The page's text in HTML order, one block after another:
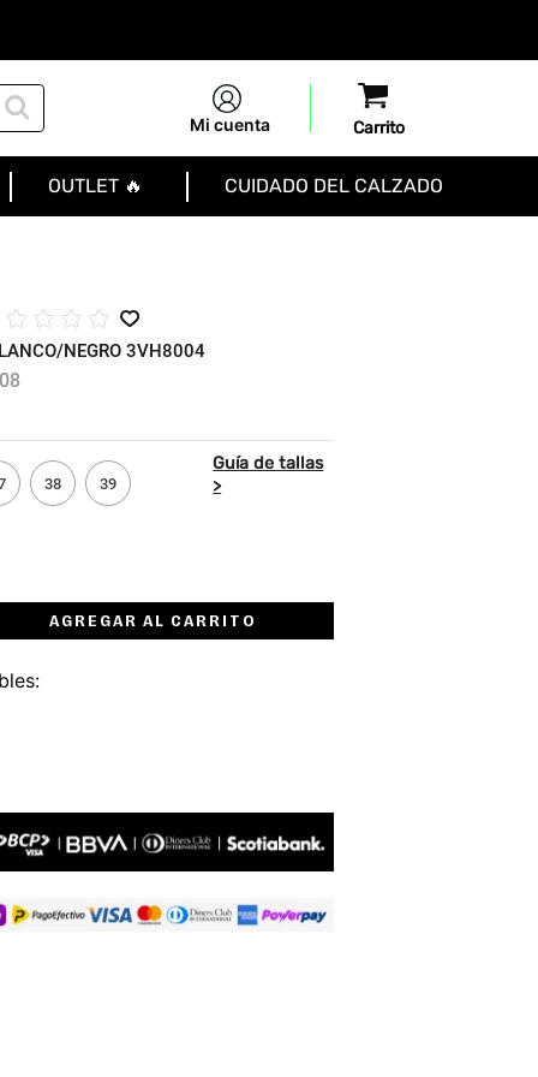
Mi cuenta
OUTLET 🔥 CUIDADO DEL CALZADO
☆ ☆ ☆ ☆
NEGRO 3VH8004
38 39
AGREGAR AL CARRITO